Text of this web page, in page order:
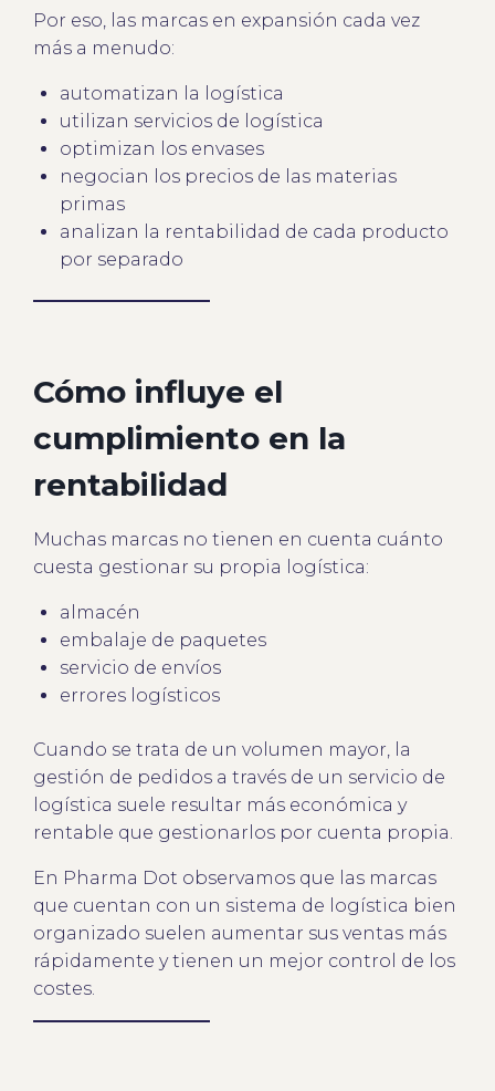
Por eso, las marcas en expansión cada vez
más a menudo:
automatizan la logística
utilizan servicios de logística
optimizan los envases
negocian los precios de las materias
primas
analizan la rentabilidad de cada producto
por separado
Cómo influye el
cumplimiento en la
rentabilidad
Muchas marcas no tienen en cuenta cuánto
cuesta gestionar su propia logística:
almacén
embalaje de paquetes
servicio de envíos
errores logísticos
Cuando se trata de un volumen mayor, la
gestión de pedidos a través de un servicio de
logística suele resultar más económica y
rentable que gestionarlos por cuenta propia.
En Pharma Dot observamos que las marcas
que cuentan con un sistema de logística bien
organizado suelen aumentar sus ventas más
rápidamente y tienen un mejor control de los
costes.